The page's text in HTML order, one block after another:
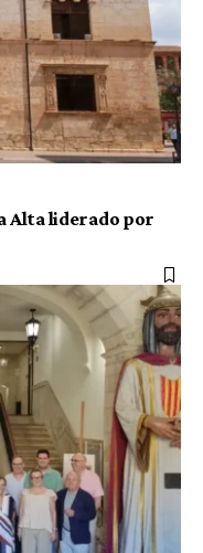
Alta liderado por